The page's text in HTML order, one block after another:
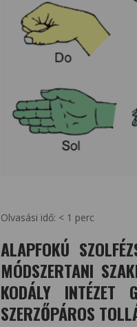
Olvasási idő: < 1 perc
ALAPFOKÚ
MÓDSZERTANI
KODÁLY INTÉZET
SZERZŐPÁROS